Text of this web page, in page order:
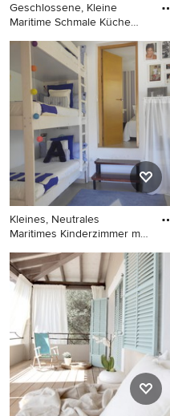
Geschlossene, Kleine
Maritime Schmale Küche
Geschlossene, Kleine
Maritime Schmale Küche
ohne Insel in U-Form mit
flächenbündigen
Schrankfronten, weißen
Schränken und
Küchenrückwand in Weiß in
Sevilla
Kleines, Neutrales
Maritimes Kinderzimmer mit
Kleines, Neutrales Maritimes
Kinderzimmer mit Schlafplatz
und weißer Wandfarbe in
Sonstige